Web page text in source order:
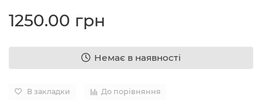
1250.00 грн
Немає в наявності
В закладки До порівняння